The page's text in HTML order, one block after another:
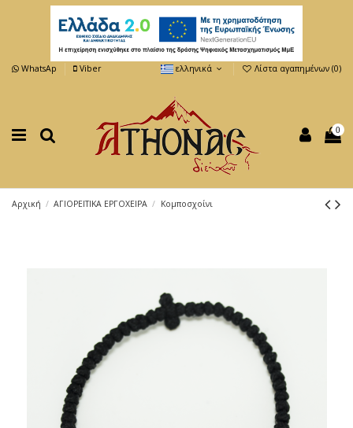
WhatsAp Viber ελληνικά Λίστα αγαπημένων (0)
0
Αρχική ΑΓΙΟΡΕΙΤΙΚΑ ΕΡΓΟΧΕΙΡΑ Κομποσχοίνι